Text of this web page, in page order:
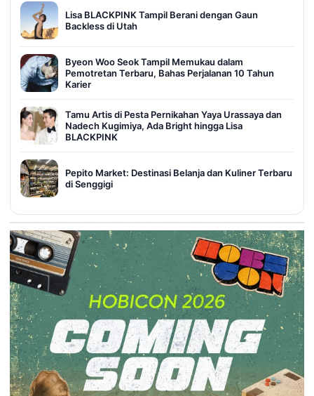
Lisa BLACKPINK Tampil Berani dengan Gaun
Backless di Utah
Byeon Woo Seok Tampil Memukau dalam
Pemotretan Terbaru, Bahas Perjalanan 10 Tahun
Karier
Tamu Artis di Pesta Pernikahan Yaya Urassaya dan
Nadech Kugimiya, Ada Bright hingga Lisa
BLACKPINK
Pepito Market: Destinasi Belanja dan Kuliner Terbaru
di Senggigi